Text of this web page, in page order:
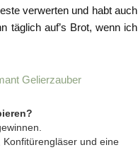
verwerten und habt auch
täglich auf’s Brot, wenn ich
und eine